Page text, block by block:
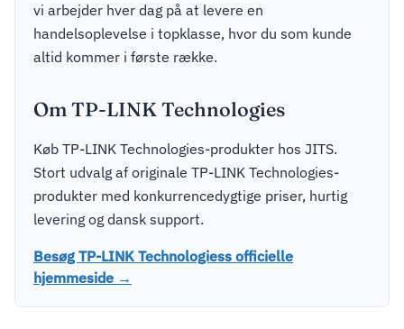
vi arbejder hver dag på at levere en
handelsoplevelse i topklasse, hvor du som kunde
altid kommer i første række.
Om TP-LINK Technologies
Køb TP-LINK Technologies-produkter hos JITS.
Stort udvalg af originale TP-LINK Technologies-
produkter med konkurrencedygtige priser, hurtig
levering og dansk support.
Besøg TP-LINK Technologiess officielle
hjemmeside →